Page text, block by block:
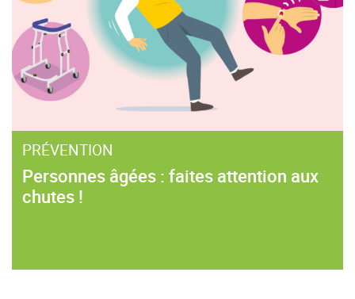
PRÉVENTION
Personnes âgées : faites attention aux
chutes !